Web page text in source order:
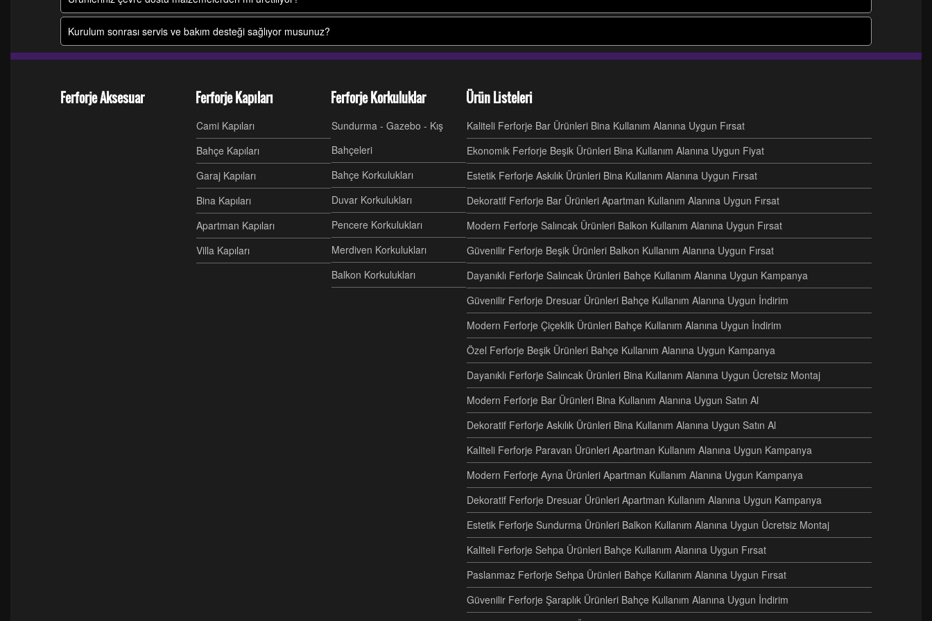
Kurulum sonrası servis ve bakım desteği sağlıyor musunuz?
Ferforje Aksesuar Ferforje Kapıları
Cami Kapıları
Bahçe Kapıları
Garaj Kapıları
Bina Kapıları
Apartman Kapıları
Villa Kapıları
Ferforje Korkuluklar
Sundurma - Gazebo - Kış
Bahçeleri
Bahçe Korkulukları
Duvar Korkulukları
Pencere Korkulukları
Merdiven Korkulukları
Balkon Korkulukları
Ürün Listeleri
Kaliteli Ferforje Bar Ürünleri Bina Kullanım Alanına Uygun Fırsat
Ekonomik Ferforje Beşik Ürünleri Bina Kullanım Alanına Uygun Fiyat
Estetik Ferforje Askılık Ürünleri Bina Kullanım Alanına Uygun Fırsat
Dekoratif Ferforje Bar Ürünleri Apartman Kullanım Alanına Uygun Fırsat
Modern Ferforje Salıncak Ürünleri Balkon Kullanım Alanına Uygun Fırsat
Güvenilir Ferforje Beşik Ürünleri Balkon Kullanım Alanına Uygun Fırsat
Dayanıklı Ferforje Salıncak Ürünleri Bahçe Kullanım Alanına Uygun Kampanya
Güvenilir Ferforje Dresuar Ürünleri Bahçe Kullanım Alanına Uygun İndirim
Modern Ferforje Çiçeklik Ürünleri Bahçe Kullanım Alanına Uygun İndirim
Özel Ferforje Beşik Ürünleri Bahçe Kullanım Alanına Uygun Kampanya
Dayanıklı Ferforje Salıncak Ürünleri Bina Kullanım Alanına Uygun Ücretsiz Montaj
Modern Ferforje Bar Ürünleri Bina Kullanım Alanına Uygun Satın Al
Dekoratif Ferforje Askılık Ürünleri Bina Kullanım Alanına Uygun Satın Al
Kaliteli Ferforje Paravan Ürünleri Apartman Kullanım Alanına Uygun Kampanya
Modern Ferforje Ayna Ürünleri Apartman Kullanım Alanına Uygun Kampanya
Dekoratif Ferforje Dresuar Ürünleri Apartman Kullanım Alanına Uygun Kampanya
Estetik Ferforje Sundurma Ürünleri Balkon Kullanım Alanına Uygun Ücretsiz Montaj
Kaliteli Ferforje Sehpa Ürünleri Bahçe Kullanım Alanına Uygun Fırsat
Paslanmaz Ferforje Sehpa Ürünleri Bahçe Kullanım Alanına Uygun Fırsat
Güvenilir Ferforje Şaraplık Ürünleri Bahçe Kullanım Alanına Uygun İndirim